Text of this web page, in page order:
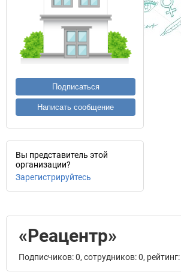
Подписаться
Написать сообщение
Вы представитель этой
организации?
Зарегистрируйтесь
«Реацентр»
Подписчиков: 0, сотрудников: 0, рейтинг: